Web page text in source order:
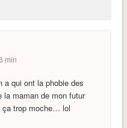
min
qui ont la phobie des
la maman de mon futur
ça trop moche… lol